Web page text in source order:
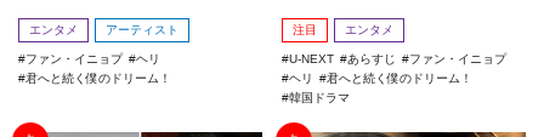
エンタメ アーティスト
ファン・イニョプ
ヘリ
君へと続く僕のドリーム！
注目 エンタメ
U-NEXT あらすじ
ファン・イニョプ
ヘリ
君へと続く僕のドリーム！
韓国ドラマ